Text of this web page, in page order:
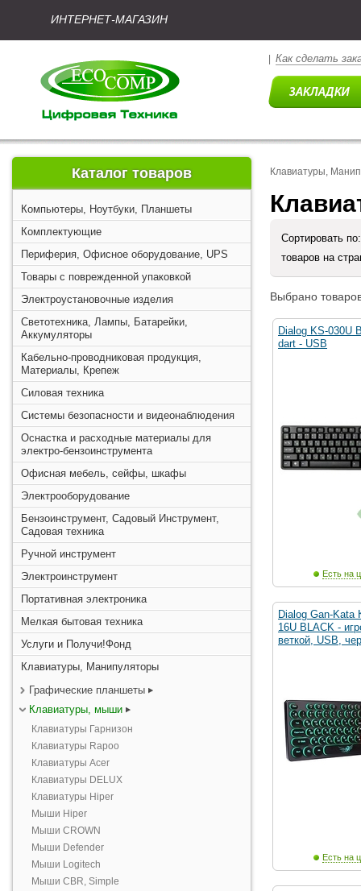
ИНТЕРНЕТ-МАГАЗИН
Как сделать
Каталог товаров
Компьютеры, Ноутбуки, Планшеты
Комплектующие
Периферия, Офисное оборудование, UPS
Товары с поврежденной упаковкой
Электроустановочные изделия
Светотехника, Лампы, Батарейки,
Аккумуляторы
Кабельно-проводниковая продукция,
Материалы, Крепеж
Силовая техника
Системы безопасности и видеонаблюдения
Оснастка и расходные материалы для
электро-бензоинструмента
Офисная мебель, сейфы, шкафы
Электрооборудование
Бензоинструмент, Садовый Инструмент,
Садовая техника
Ручной инструмент
Электроинструмент
Портативная электроника
Мелкая бытовая техника
Услуги и Получи!Фонд
Клавиатуры, Манипуляторы
Графические планшеты
Клавиатуры, мыши
Клавиатуры Гарнизон
Клавиатуры Rapoo
Клавиатуры Acer
Клавиатуры DELUX
Клавиатуры Hiper
Мыши Hiper
Мыши CROWN
Мыши Defender
Мыши Logitech
Мыши CBR, Simple
Клавиатуры,
Сортировать
товаров на
Выбрано
Dialog KS-030U
dart - USB
Есть на
Dialog Gan-Kata
16U BLACK -
веткой, USB,
Есть на